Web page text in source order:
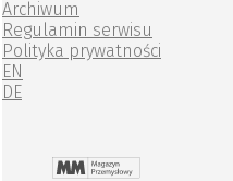
Archiwum
Regulamin serwisu
Polityka prywatności
EN
DE